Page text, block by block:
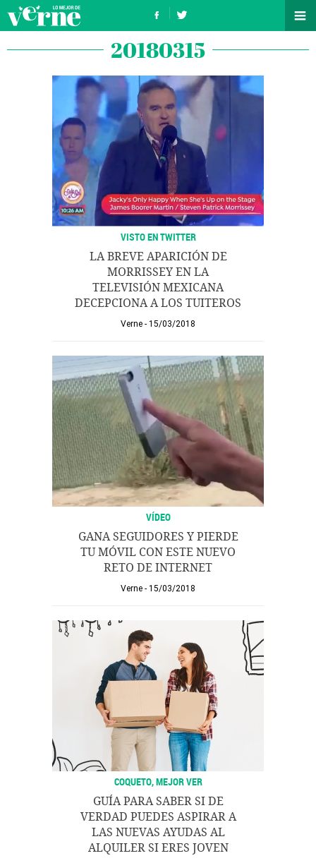
20180315
VISTO EN TWITTER
LA BREVE APARICIÓN DE
MORRISSEY EN LA
TELEVISIÓN MEXICANA
DECEPCIONA A LOS TUITEROS
Verne 15/03/2018
VÍDEO
GANA SEGUIDORES Y PIERDE
TU MÓVIL CON ESTE NUEVO
RETO DE INTERNET
Verne 15/03/2018
COQUETO, MEJOR VER
GUÍA PARA SABER SI DE
VERDAD PUEDES ASPIRAR A
LAS NUEVAS AYUDAS AL
ALQUILER SI ERES JOVEN